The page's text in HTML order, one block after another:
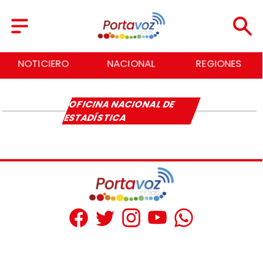
NOTICIERO NACIONAL REGIONES
OFICINA NACIONAL DE
ESTADÍSTICA